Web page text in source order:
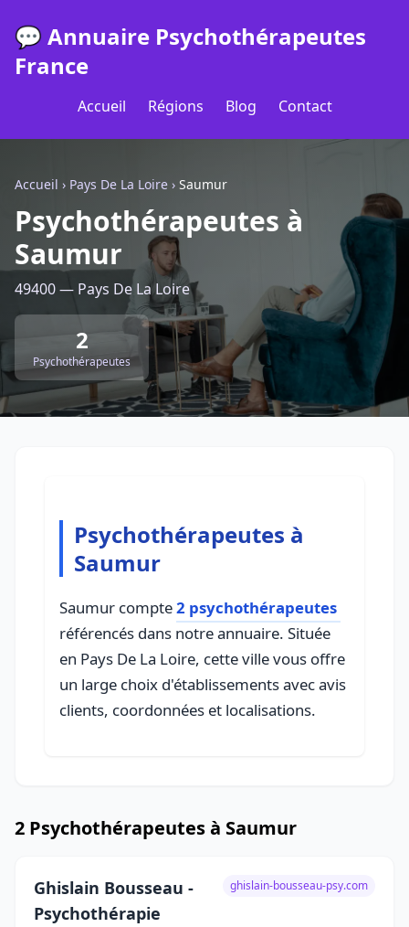
💬 Annuaire Psychothérapeutes
France
Accueil Régions Blog Contact
Accueil › Pays De La Loire › Saumur
Psychothérapeutes à
Saumur
49400 — Pays De La Loire
2
Psychothérapeutes
Psychothérapeutes à
Saumur
Saumur compte2 psychothérapeutes
référencés dans notre annuaire. Située
en Pays De La Loire, cette ville vous offre
un large choix d'établissements avec avis
clients, coordonnées et localisations.
2 Psychothérapeutes à Saumur
Ghislain Bousseau -
Psychothérapie
ghislain-bousseau-psy.com